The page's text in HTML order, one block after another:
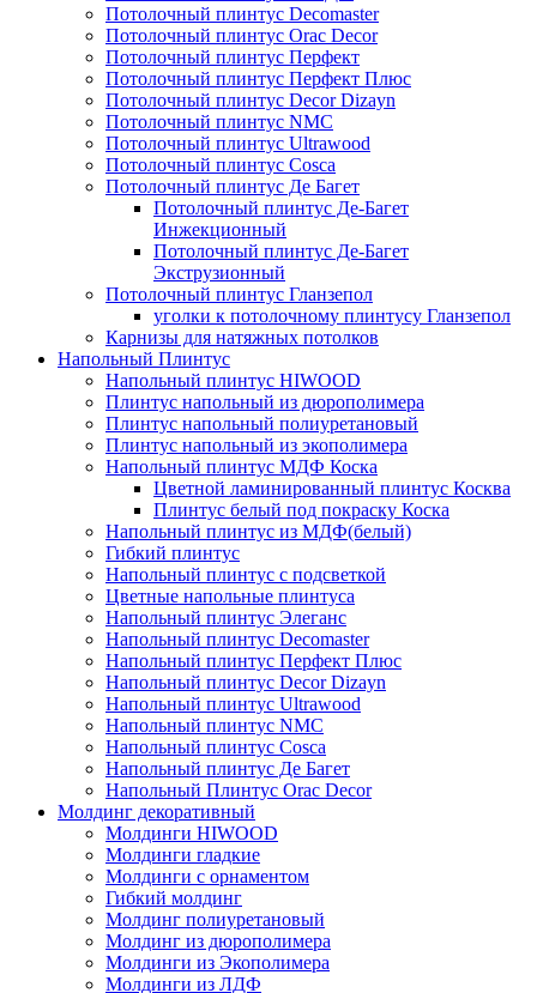
Потолочный плинтус Decomaster
Потолочный плинтус Orac Decor
Потолочный плинтус Перфект
Потолочный плинтус Перфект Плюс
Потолочный плинтус Dеcor Dizayn
Потолочный плинтус NMC
Потолочный плинтус Ultrawood
Потолочный плинтус Cosca
Потолочный плинтус Де Багет
Потолочный плинтус Де-Багет
Инжекционный
Потолочный плинтус Де-Багет
Экструзионный
Потолочный плинтус Гланзепол
уголки к потолочному плинтусу Гланзепол
Карнизы для натяжных потолков
Напольный Плинтус
Напольный плинтус HIWOOD
Плинтус напольный из дюрополимера
Плинтус напольный полиуретановый
Плинтус напольный из экополимера
Напольный плинтус МДФ Коска
Цветной ламинированный плинтус Косква
Плинтус белый под покраску Коска
Напольный плинтус из МДФ(белый)
Гибкий плинтус
Напольный плинтус с подсветкой
Цветные напольные плинтуса
Напольный плинтус Элеганс
Напольный плинтус Decomaster
Напольный плинтус Перфект Плюс
Напольный плинтус Decor Dizayn
Напольный плинтус Ultrawood
Напольный плинтус NMC
Напольный плинтус Cosca
Напольный плинтус Де Багет
Напольный Плинтус Orac Decor
Молдинг декоративный
Молдинги HIWOOD
Молдинги гладкие
Молдинги с орнаментом
Гибкий молдинг
Молдинг полиуретановый
Молдинг из дюрополимера
Молдинги из Экополимера
Молдинги из ЛДФ